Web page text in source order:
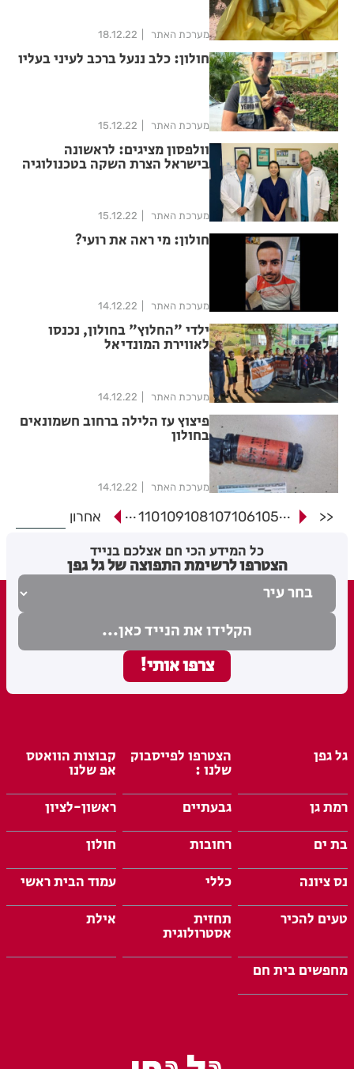
מערכת האתר 18.12.22
חולון: כלב ננעל ברכב לעיני בעליו
מערכת האתר 15.12.22
וולפסון מציגים: לראשונה
בישראל הצרת השקה בטכנולוגיה
מערכת האתר 15.12.22
חולון: מי ראה את רועי?
מערכת האתר 14.12.22
ילדי "החלוץ" בחולון, נכנסו
לאווירת המונדיאל
מערכת האתר 14.12.22
פיצוץ עז הלילה ברחוב חשמונאים
בחולון
מערכת האתר 14.12.22
<<
...
105
106
107
108
109
110
... אחרון
כל המידע הכי חם אצלכם בנייד
הצטרפו לרשימת התפוצה של גל גפן
גל גפן הצטרפו לפייסבוק
שלנו :
קבוצות הוואטס
אפ שלנו
רמת גן
גבעתיים
ראשון-לציון
בת ים
רחובות
חולון
נס ציונה
כללי
עמוד הבית ראשי
טעים להכיר
תחזית
אסטרולוגית
אילת
מחפשים בית חם